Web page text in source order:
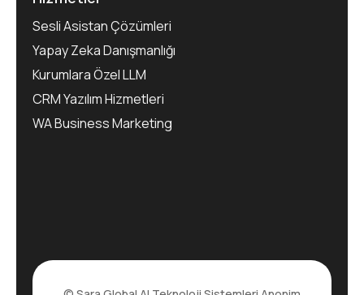
Sesli Asistan Çözümleri
Yapay Zeka Danışmanlığı
Kurumlara Özel LLM
CRM Yazılım Hizmetleri
WA Business Marketing